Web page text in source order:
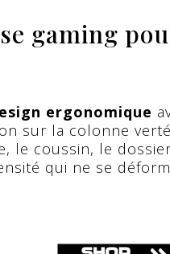
gaming
ergonomique
sur la colonne
le coussin, le
qui ne se